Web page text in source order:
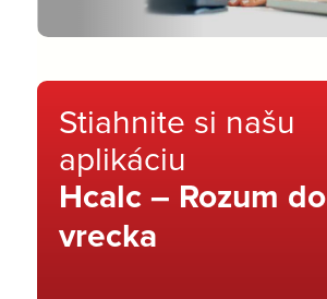
Stiahnite si našu
aplikáciu
Hcalc – Rozum do
vrecka